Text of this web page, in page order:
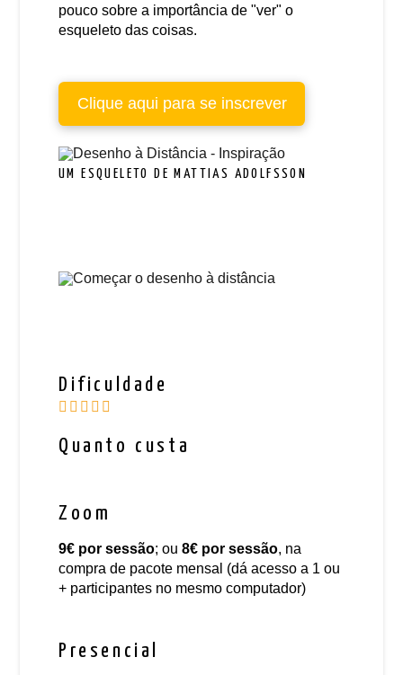
pouco sobre a importância de "ver" o
esqueleto das coisas.
Clique aqui para se inscrever
UM ESQUELETO DE MATTIAS ADOLFSSON
Dificuldade
Quanto custa
Zoom
9€ por sessão; ou 8€ por sessão, na
compra de pacote mensal (dá acesso a 1 ou
+ participantes no mesmo computador)
Presencial